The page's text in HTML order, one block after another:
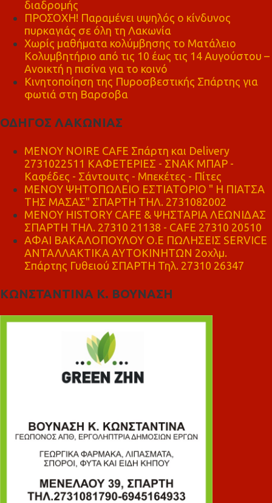
διαδρομής
ΠΡΟΣΟΧΗ! Παραμένει υψηλός ο κίνδυνος
πυρκαγιάς σε όλη τη Λακωνία
Χωρίς μαθήματα κολύμβησης το Ματάλειο
Κολυμβητήριο από τις 10 έως τις 14 Αυγούστου –
Ανοικτή η πισίνα για το κοινό
Κινητοποίηση της Πυροσβεστικής Σπάρτης για
φωτιά στη Βαρσοβα
ΟΔΗΓΟΣ ΛΑΚΩΝΙΑΣ
MENOY NOIRE CAFE Σπάρτη και Delivery
2731022511 ΚΑΦΕΤΕΡΙΕΣ - ΣΝΑΚ ΜΠΑΡ -
Καφέδες - Σάντουιτς - Μπεκέτες - Πίτες
ΜΕΝΟΥ ΨΗΤΟΠΩΛΕΙΟ ΕΣΤΙΑΤΟΡΙΟ " Η ΠΙΑΤΣΑ
ΤΗΣ ΜΑΣΑΣ" ΣΠΑΡΤΗ ΤΗΛ. 2731082002
ΜΕΝΟΥ HISTORY CAFE & ΨΗΣΤΑΡΙΑ ΛΕΩΝΙΔΑΣ
ΣΠΑΡΤΗ ΤΗΛ. 27310 21138 - CAFE 27310 20510
ΑΦΑΙ ΒΑΚΑΛΟΠΟΥΛΟΥ Ο.Ε ΠΩΛΗΣΕΙΣ SERVICE
ΑΝΤΑΛΛΑΚΤΙΚΑ ΑΥΤΟΚΙΝΗΤΩΝ 2οχλμ.
Σπάρτης Γυθειού ΣΠΑΡΤΗ Τηλ. 27310 26347
ΚΩΝΣΤΑΝΤΙΝΑ Κ. ΒΟΥΝΑΣΗ